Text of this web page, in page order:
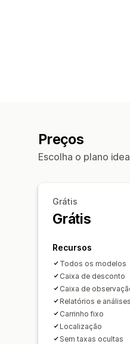
Preços
Escolha o plano
Grátis
Grátis
Recursos
Todos os modelos
Caixa de desconto
Caixa de
Relatórios e análises
Carrinho fixo
Localização
Sem taxas ocultas